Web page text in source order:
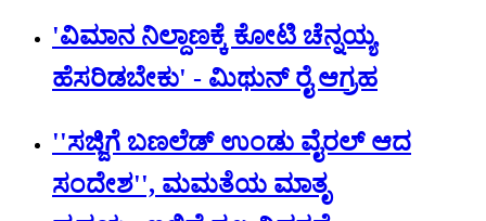
'ವಿಮಾನ ನಿಲ್ದಾಣಕ್ಕೆ ಕೋಟಿ ಚೆನ್ನಯ್ಯ
ಹೆಸರಿಡಬೇಕು' - ಮಿಥುನ್ ರೈ ಆಗ್ರಹ
''ಸಜ್ಜಿಗೆ ಬಣಲೆಡ್ ಉಂಡು ವೈರಲ್ ಆದ
ಸಂದೇಶ'', ಮಮತೆಯ ಮಾತೃ